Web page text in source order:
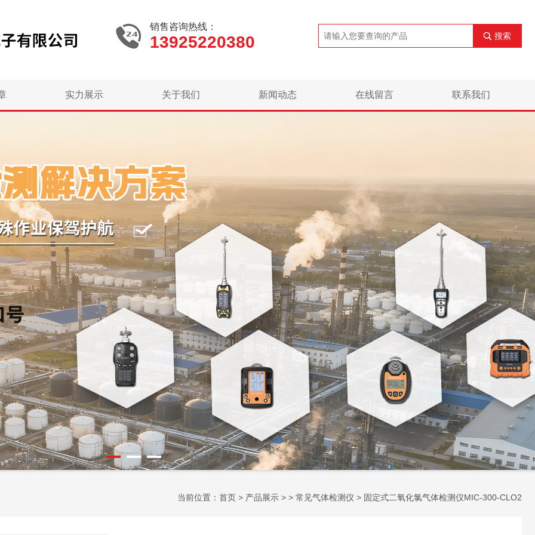
销售咨询热线：
13925220380 搜索
实力展示 关于我们 新闻动态 在线留言 联系我们
当前位置： 首页 > 产品展示 > > 常见气体检测仪 > 固定式二氧化氯气体检测仪MIC-300-CLO2